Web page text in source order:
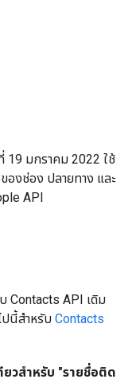
19 มกราคม 2022 ใช้
งช่อง ปลายทาง และ
API
Contacts API เดิม
ปนี้สำหรับ Contacts
วสำหรับ "รายชื่อติด